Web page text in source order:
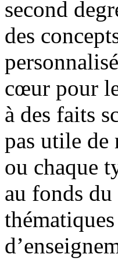
second
des
cœur pour
à des faits
pas utile de
ou chaque
au fonds